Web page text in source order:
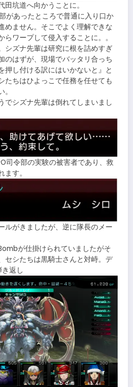
坑道へ向かうことに。
があったところで普通に入り口か
めません。そこでよく理解できな
ワープして侵入することに。。
シズナ先輩は研究に根を詰めすぎ
のはずが、現場でバッタリ合っち
押し付ける訳にはいかないと』と
たちはひよっこで任務を任せても
でシズナ先輩は倒れてしまいまし
司令部の実験の被害者であり、救
す。
ルがきましたが、逆に隊長のメー
が仕掛けられていましたがそ
セシたちは黒騎士さんと対峙。デ
返し